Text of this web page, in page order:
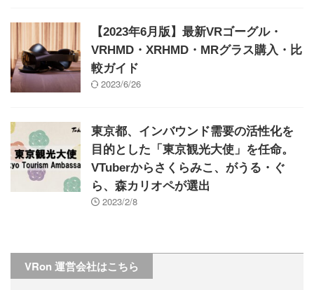
【2023年6月版】最新VRゴーグル・
VRHMD・XRHMD・MRグラス購入・比
較ガイド
2023/6/26
東京都、インバウンド需要の活性化を
目的とした「東京観光大使」を任命。
VTuberからさくらみこ、がうる・ぐ
ら、森カリオペが選出
2023/2/8
VRon 運営会社はこちら